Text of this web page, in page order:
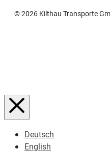
© 2026 Kilthau Transporte
Deutsch
English